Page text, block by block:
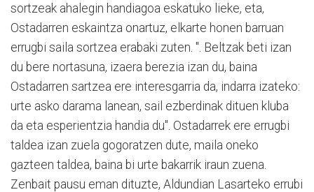
sortzeak ahalegin handiagoa eskatuko lieke, eta,
Ostadarren eskaintza onartuz, elkarte honen barruan
errugbi saila sortzea erabaki zuten. ". Beltzak beti izan
du bere nortasuna, izaera berezia izan du, baina
Ostadarren sartzea ere interesgarria da, indarra izateko:
urte asko darama lanean, sail ezberdinak dituen kluba
da eta esperientzia handia du". Ostadarrek ere errugbi
taldea izan zuela gogoratzen dute, maila oneko
gazteen taldea, baina bi urte bakarrik iraun zuena.
Zenbait pausu eman dituzte, Aldundian Lasarteko errubi